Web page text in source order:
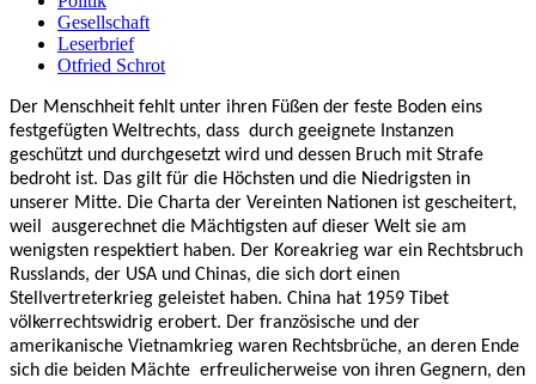
Gesellschaft
Leserbrief
Otfried Schrot
Der Menschheit fehlt unter ihren Füßen der feste Boden eins
festgefügten Weltrechts, dass durch geeignete Instanzen
geschützt und durchgesetzt wird und dessen Bruch mit Strafe
bedroht ist. Das gilt für die Höchsten und die Niedrigsten in
unserer Mitte. Die Charta der Vereinten Nationen ist gescheitert,
weil
ausgerechnet die Mächtigsten auf dieser Welt sie am
wenigsten respektiert haben. Der Koreakrieg war ein Rechtsbruch
Russlands, der USA und Chinas, die sich dort einen
Stellvertreterkrieg geleistet haben. China hat 1959 Tibet
völkerrechtswidrig erobert. Der französische und der
amerikanische Vietnamkrieg waren Rechtsbrüche, an deren Ende
sich die beiden Mächte erfreulicherweise von ihren Gegnern, den